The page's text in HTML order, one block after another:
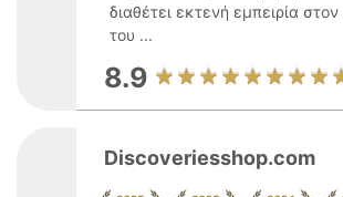
διαθέτει εκτενή εμπειρία
του ...
8.9
Discoveriesshop.com